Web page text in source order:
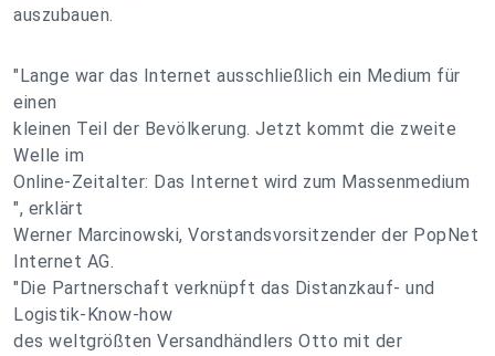
auszubauen.
"Lange war das Internet ausschließlich ein Medium für
einen
kleinen Teil der Bevölkerung. Jetzt kommt die zweite
Welle im
Online-Zeitalter: Das Internet wird zum Massenmedium
", erklärt
Werner Marcinowski, Vorstandsvorsitzender der PopNet
Internet AG.
"Die Partnerschaft verknüpft das Distanzkauf- und
Logistik-Know-how
des weltgrößten Versandhändlers Otto mit der